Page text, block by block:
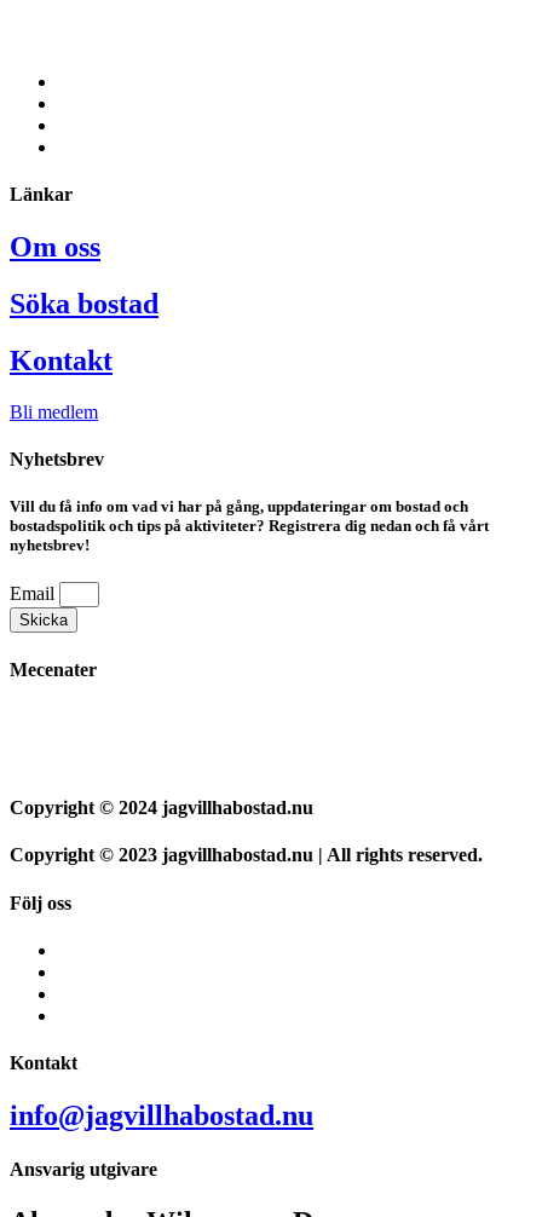
Länkar
Om oss
Söka bostad
Kontakt
Bli medlem
Nyhetsbrev
Vill du få info om vad vi har på gång, uppdateringar om bostad och
bostadspolitik och tips på aktiviteter? Registrera dig nedan och få vårt
nyhetsbrev!
Email
Skicka
Mecenater
Copyright © 2024 jagvillhabostad.nu
Copyright © 2023 jagvillhabostad.nu | All rights reserved.
Följ oss
Kontakt
info@jagvillhabostad.nu
Ansvarig utgivare